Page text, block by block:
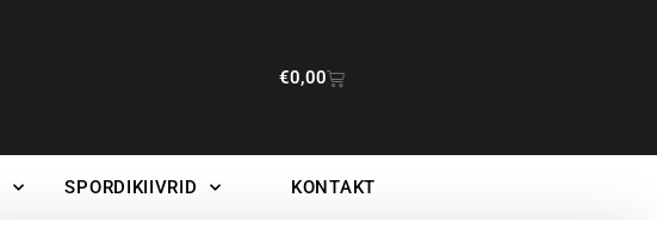
€0,00
SPORDIKIIVRID KONTAKT